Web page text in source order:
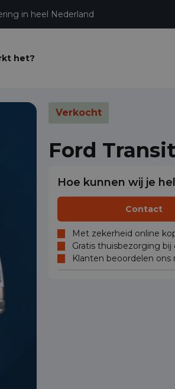
in heel Nederland
het?
Verkocht
Ford
Hoe kunnen wij je
Contact
Met zekerheid online
Gratis thuisbezorging bij
Klanten beoordelen